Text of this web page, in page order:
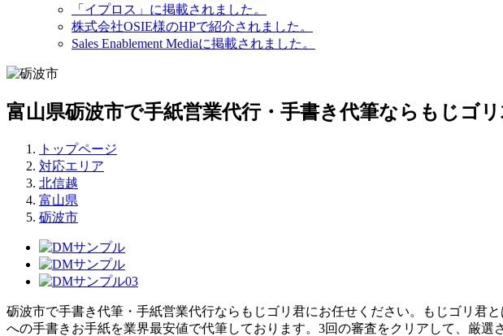
「イプロス」に掲載されました。
株式会社OSIE様のHPで紹介されました。
Sales Enablement Mediaに掲載されました。
富山県砺波市で手紙営業代行・手書き代筆ならもじゴ
トップページ
対応エリア
北信越
富山県
砺波市
砺波市で手書き代筆・手紙営業代行ならもじゴリ君にお任せください。もじゴリ君
への手書きお手紙を業界最安値で代筆しております。3回の審査をクリアして、厳